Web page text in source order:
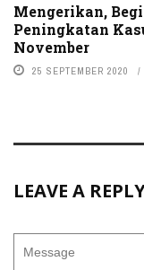
Mengerikan,
Peningkatan
November
25 SEPTEMBER 2020
LEAVE A